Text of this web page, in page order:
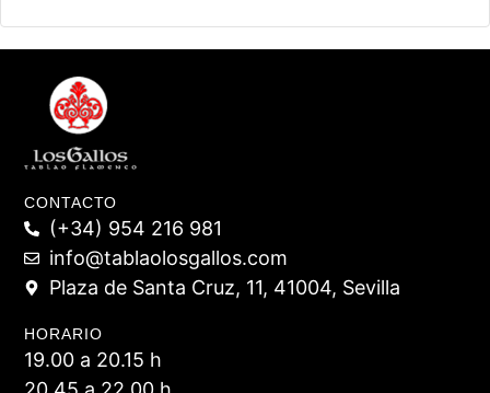
CONTACTO
(+34) 954 216 981
info@tablaolosgallos.com
Plaza de Santa Cruz, 11, 41004, Sevilla
HORARIO
19.00 a 20.15 h